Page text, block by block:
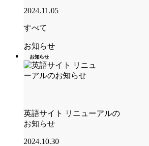
2024.11.05
すべて
お知らせ
お知らせ
英語サイト リニューアルの
お知らせ
2024.10.30